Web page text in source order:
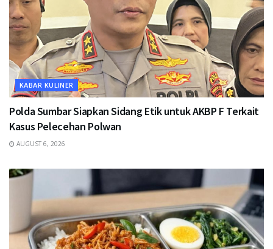
KABAR KULINER
Polda Sumbar Siapkan Sidang Etik untuk AKBP F Terkait
Kasus Pelecehan Polwan
AUGUST 6, 2026